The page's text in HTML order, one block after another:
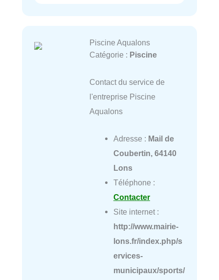
Piscine Aqualons
Catégorie : Piscine
Contact du service de
l'entreprise Piscine
Aqualons
Adresse : Mail de
Coubertin, 64140
Lons
Téléphone :
Contacter
Site internet :
http://www.mairie-
lons.fr/index.php/s
ervices-
municipaux/sports/